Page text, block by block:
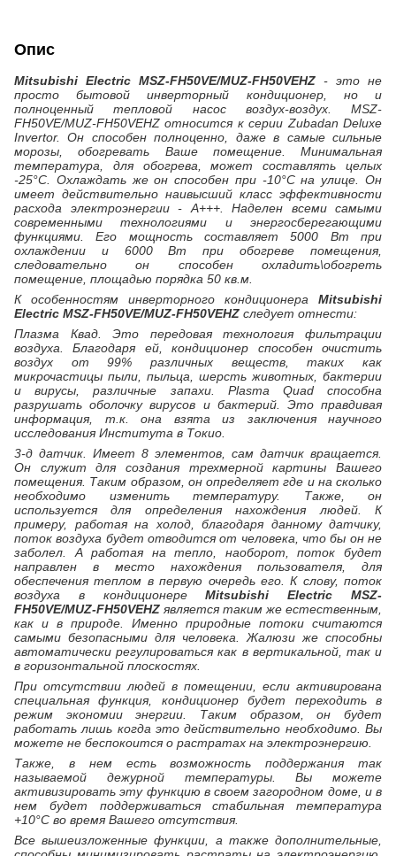
Опис
Mitsubishi Electric MSZ-FH50VE/MUZ-FH50VEHZ - это не
просто бытовой инверторный кондиционер, но и
полноценный тепловой насос воздух-воздух. MSZ-
FH50VE/MUZ-FH50VEHZ относится к серии Zubadan Deluxe
Invertor. Он способен полноценно, даже в самые сильные
морозы, обогревать Ваше помещение. Минимальная
температура, для обогрева, может составлять целых
-25°С. Охлаждать же он способен при -10°С на улице. Он
имеет действительно наивысший класс эффективности
расхода электроэнергии - А+++. Наделен всеми самыми
современными технологиями и энергосберегающими
функциями. Его мощность составляет 5000 Вт при
охлаждении и 6000 Вт при обогреве помещения,
следовательно он способен охладить\обогреть
помещение, площадью порядка 50 кв.м.
К особенностям инверторного кондиционера Mitsubishi
Electric MSZ-FH50VE/MUZ-FH50VEHZ следует отнести:
Плазма Квад. Это передовая технология фильтрации
воздуха. Благодаря ей, кондиционер способен очистить
воздух от 99% различных веществ, таких как
микрочастицы пыли, пыльца, шерсть животных, бактерии
и вирусы, различные запахи. Plasma Quad способна
разрушать оболочку вирусов и бактерий. Это правдивая
информация, т.к. она взята из заключения научного
исследования Института в Токио.
3-д датчик. Имеет 8 элементов, сам датчик вращается.
Он служит для создания трехмерной картины Вашего
помещения. Таким образом, он определяет где и на сколько
необходимо изменить температуру. Также, он
используется для определения нахождения людей. К
примеру, работая на холод, благодаря данному датчику,
поток воздуха будет отводится от человека, что бы он не
заболел. А работая на тепло, наоборот, поток будет
направлен в место нахождения пользователя, для
обеспечения теплом в первую очередь его. К слову, поток
воздуха в кондиционереMitsubishi Electric MSZ-
FH50VE/MUZ-FH50VEHZ является таким же естественным,
как и в природе. Именно природные потоки считаются
самыми безопасными для человека. Жалюзи же способны
автоматически регулироваться как в вертикальной, так и
в горизонтальной плоскостях.
При отсутствии людей в помещении, если активирована
специальная функция, кондиционер будет переходить в
режим экономии энергии. Таким образом, он будет
работать лишь когда это действительно необходимо. Вы
можете не беспокоится о растратах на электроэнергию.
Также, в нем есть возможность поддержания так
называемой дежурной температуры. Вы можете
активизировать эту функцию в своем загородном доме, и в
нем будет поддерживаться стабильная температура
+10°С во время Вашего отсутствия.
Все вышеизложенные функции, а также дополнительные,